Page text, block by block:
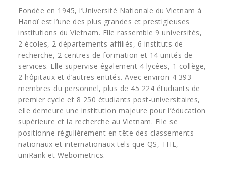
Fondée en 1945, l’Université Nationale du Vietnam à
Hanoï est l’une des plus grandes et prestigieuses
institutions du Vietnam. Elle rassemble 9 universités,
2 écoles, 2 départements affiliés, 6 instituts de
recherche, 2 centres de formation et 14 unités de
services. Elle supervise également 4 lycées, 1 collège,
2 hôpitaux et d’autres entités. Avec environ 4 393
membres du personnel, plus de 45 224 étudiants de
premier cycle et 8 250 étudiants post-universitaires,
elle demeure une institution majeure pour l’éducation
supérieure et la recherche au Vietnam. Elle se
positionne régulièrement en tête des classements
nationaux et internationaux tels que QS, THE,
uniRank et Webometrics.